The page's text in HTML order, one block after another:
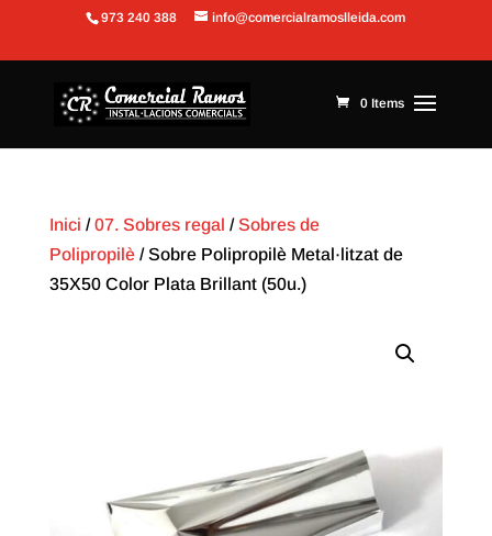
Obre la barra d'eines
973 240 388 info@comercialramoslleida.com
0 Items
Inici /07. Sobres regal /Sobres de
Polipropilè/ Sobre Polipropilè Metal·litzat de
35X50 Color Plata Brillant (50u.)